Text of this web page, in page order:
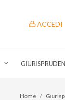
ACCEDI
Home